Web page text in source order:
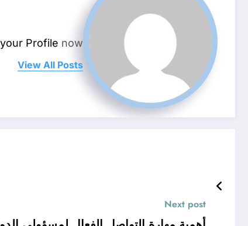
Profile now.
View All Posts
Next post